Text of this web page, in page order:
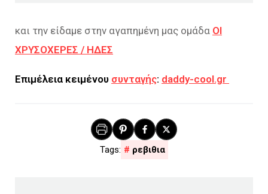
και την είδαμε στην αγαπημένη μας ομάδα ΟΙ
ΧΡΥΣΟΧΕΡΕΣ / ΗΔΕΣ
Επιμέλεια κειμένου συνταγής: daddy-cool.gr
ρεβιθια